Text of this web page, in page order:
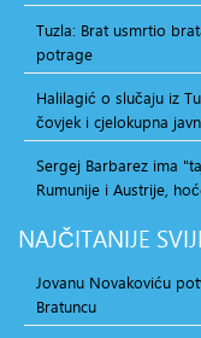
Tuzla: Brat usmrtio
potrage
Halilagić o slučaju iz
čovjek i cjelokupna
Sergej Barbarez ima
Rumunije i Austrije,
NAJČITANIJE
Jovanu Novakoviću
Bratuncu